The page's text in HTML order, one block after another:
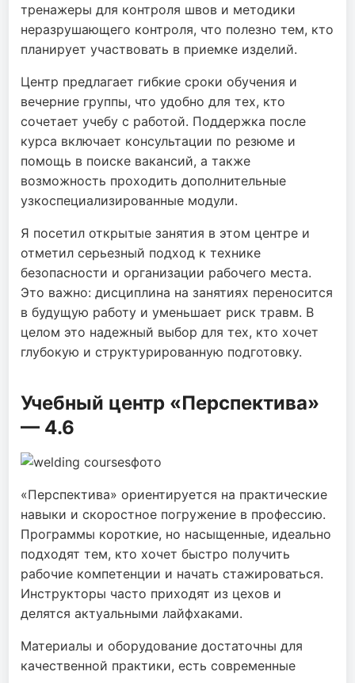
тренажеры для контроля швов и методики
неразрушающего контроля, что полезно тем, кто
планирует участвовать в приемке изделий.
Центр предлагает гибкие сроки обучения и
вечерние группы, что удобно для тех, кто
сочетает учебу с работой. Поддержка после
курса включает консультации по резюме и
помощь в поиске вакансий, а также
возможность проходить дополнительные
узкоспециализированные модули.
Я посетил открытые занятия в этом центре и
отметил серьезный подход к технике
безопасности и организации рабочего места.
Это важно: дисциплина на занятиях переносится
в будущую работу и уменьшает риск травм. В
целом это надежный выбор для тех, кто хочет
глубокую и структурированную подготовку.
Учебный центр «Перспектива»
— 4.6
«Перспектива» ориентируется на практические
навыки и скоростное погружение в профессию.
Программы короткие, но насыщенные, идеально
подходят тем, кто хочет быстро получить
рабочие компетенции и начать стажироваться.
Инструкторы часто приходят из цехов и
делятся актуальными лайфхаками.
Материалы и оборудование достаточны для
качественной практики, есть современные